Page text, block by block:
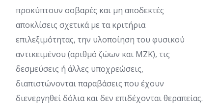
προκύπτουν σοβαρές και μη αποδεκτές
αποκλίσεις σχετικά με τα κριτήρια
επιλεξιμότητας, την υλοποίηση του φυσικού
αντικειμένου (αριθμό ζώων και ΜΖΚ), τις
δεσμεύσεις ή άλλες υποχρεώσεις,
διαπιστώνονται παραβάσεις που έχουν
διενεργηθεί δόλια και δεν επιδέχονται θεραπείας.